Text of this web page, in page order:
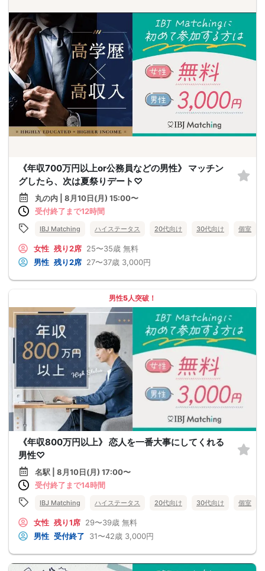
《年収700万円以上or公務員などの男性》 マッチン
グしたら、次は夏祭りデート♡
丸の内 | 8月10日(月) 15:00〜
受付終了まで12時間
IBJ Matching ハイステータス 20代向け 30代向け 個室
女性 残り2席 25〜35歳 無料
男性 残り2席 27〜37歳 3,000円
男性5人突破！
《年収800万円以上》 恋人を一番大事にしてくれる
男性♡
名駅 | 8月10日(月) 17:00〜
受付終了まで14時間
IBJ Matching ハイステータス 20代向け 30代向け 個室
女性 残り1席 29〜39歳 無料
男性 受付終了 31〜42歳 3,000円